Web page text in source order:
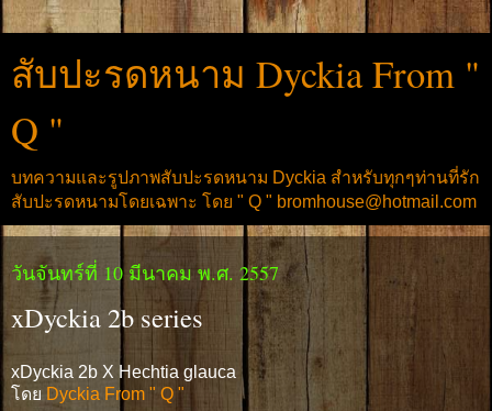
สับปะรดหนาม Dyckia From "
Q "
บทความและรูปภาพสับปะรดหนาม Dyckia สำหรับทุกๆท่านที่รัก
สับปะรดหนามโดยเฉพาะ โดย " Q " bromhouse@hotmail.com
วันจันทร์ที่ 10 มีนาคม พ.ศ. 2557
xDyckia 2b series
xDyckia 2b X Hechtia glauca
โดย Dyckia From " Q "